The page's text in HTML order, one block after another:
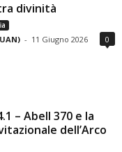
divinità
- 11 Giugno 2026 0
– Abell 370 e la
dell’Arco